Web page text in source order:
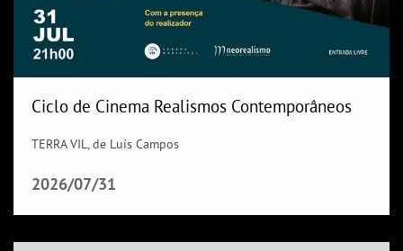
Ciclo de Cinema Realismos Contemporâneos
TERRA VIL, de Luís Campos
2026/07/31